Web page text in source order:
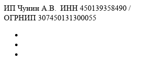
ИП Чунин А.В. ИНН 450139358490 /
ОГРНИП 307450131300055